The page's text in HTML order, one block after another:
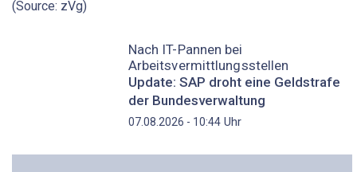
Nach IT-Pannen bei
Arbeitsvermittlungsstellen
Update: SAP droht eine Geldstrafe
der Bundesverwaltung
07.08.2026 - 10:44Uhr